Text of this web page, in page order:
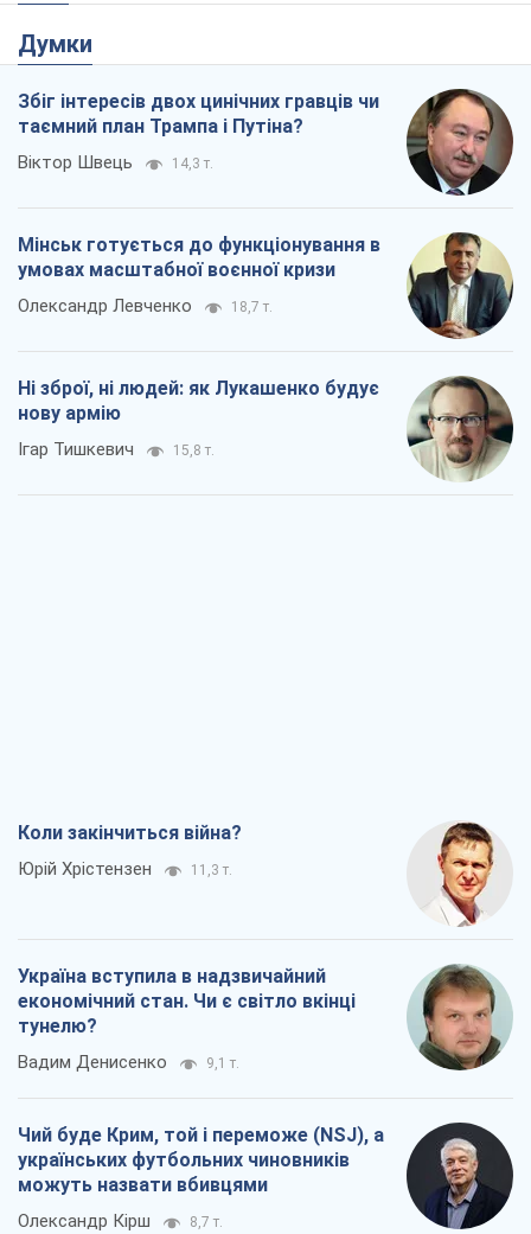
Думки
Збіг інтересів двох цинічних гравців чи
таємний план Трампа і Путіна?
Віктор Швець 14,3 т.
Мінськ готується до функціонування в
умовах масштабної воєнної кризи
Олександр Левченко 18,7 т.
Ні зброї, ні людей: як Лукашенко будує
нову армію
Ігар Тишкевич 15,8 т.
Коли закінчиться війна?
Юрій Хрістензен 11,3 т.
Україна вступила в надзвичайний
економічний стан. Чи є світло вкінці
тунелю?
Вадим Денисенко 9,1 т.
Чий буде Крим, той і переможе (NSJ), а
українських футбольних чиновників
можуть назвати вбивцями
Олександр Кірш 8,7 т.